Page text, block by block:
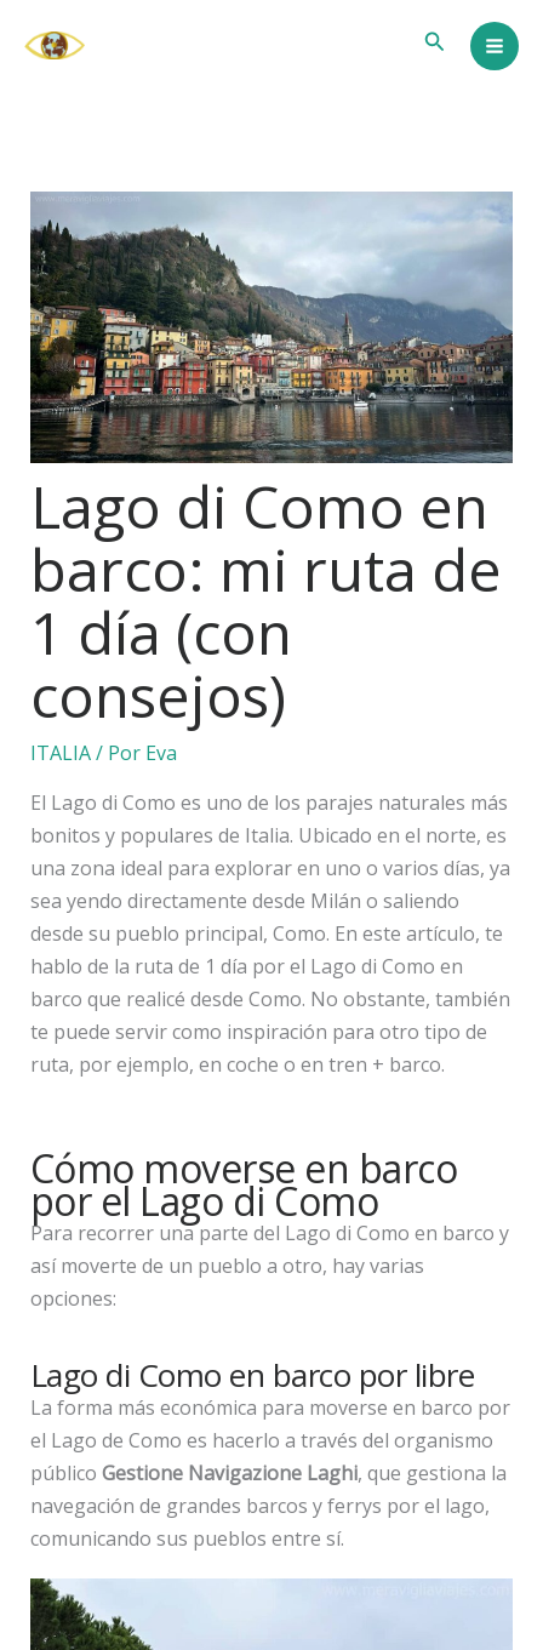
Buscar
Lago di Como en
barco: mi ruta de
1 día (con
consejos)
ITALIA/ Por Eva
El Lago di Como es uno de los parajes naturales más
bonitos y populares de Italia. Ubicado en el norte, es
una zona ideal para explorar en uno o varios días, ya
sea yendo directamente desde Milán o saliendo
desde su pueblo principal, Como. En este artículo, te
hablo de la ruta de 1 día por el Lago di Como en
barco que realicé desde Como. No obstante, también
te puede servir como inspiración para otro tipo de
ruta, por ejemplo, en coche o en tren + barco.
Cómo moverse en barco
por el Lago di Como
Para recorrer una parte del Lago di Como en barco y
así moverte de un pueblo a otro, hay varias
opciones:
Lago di Como en barco por libre
La forma más económica para moverse en barco por
el Lago de Como es hacerlo a través del organismo
público Gestione Navigazione Laghi, que gestiona la
navegación de grandes barcos y ferrys por el lago,
comunicando sus pueblos entre sí.